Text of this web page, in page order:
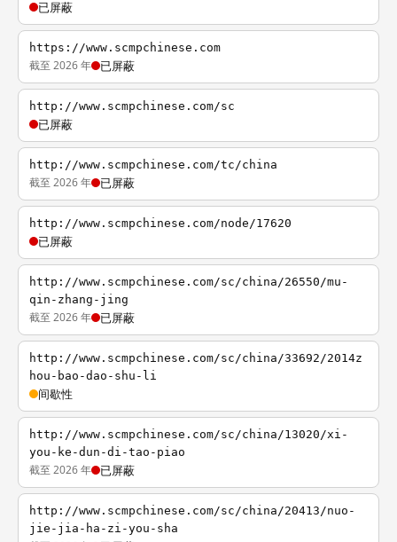
已屏蔽
https://www.scmpchinese.com
截至 2026 年 已屏蔽
http://www.scmpchinese.com/sc
已屏蔽
http://www.scmpchinese.com/tc/china
截至 2026 年 已屏蔽
http://www.scmpchinese.com/node/17620
已屏蔽
http://www.scmpchinese.com/sc/china/26550/mu-
qin-zhang-jing
截至 2026 年 已屏蔽
http://www.scmpchinese.com/sc/china/33692/2014z
hou-bao-dao-shu-li
间歇性
http://www.scmpchinese.com/sc/china/13020/xi-
you-ke-dun-di-tao-piao
截至 2026 年 已屏蔽
http://www.scmpchinese.com/sc/china/20413/nuo-
jie-jia-ha-zi-you-sha